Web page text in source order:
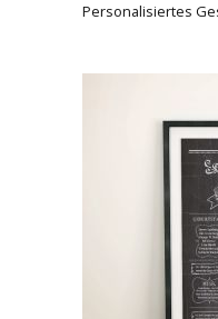
Personalisiertes